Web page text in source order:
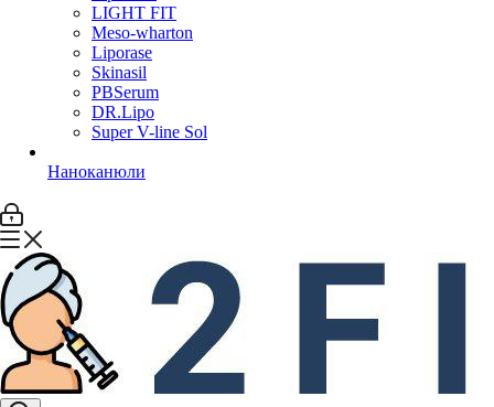
LIGHT FIT
Meso-wharton
Liporase
Skinasil
PBSerum
DR.Lipo
Super V-line Sol
Наноканюли